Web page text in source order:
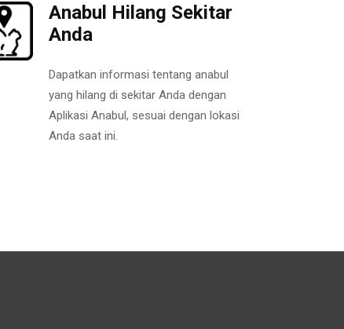
Anabul Hilang Sekitar
Anda
Dapatkan informasi tentang anabul
yang hilang di sekitar Anda dengan
Aplikasi Anabul, sesuai dengan lokasi
Anda saat ini.